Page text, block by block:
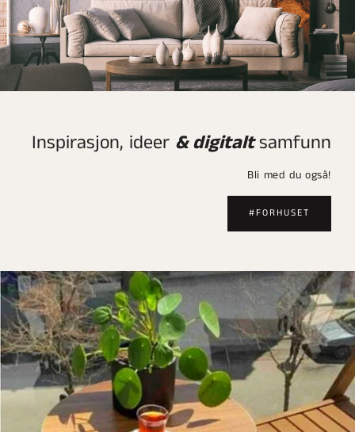
Inspirasjon, ideer & digitaltsamfunn
Bli med du også!
#FORHUSET